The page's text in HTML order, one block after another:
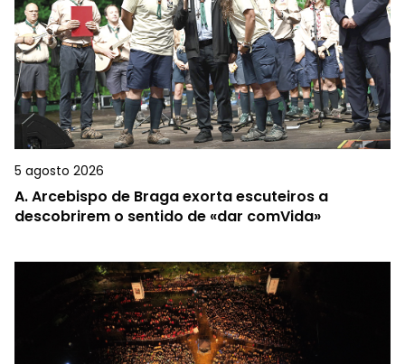
5 agosto 2026
A.Arcebispo de Braga exorta escuteiros a
descobrirem o sentido de «dar comVida»